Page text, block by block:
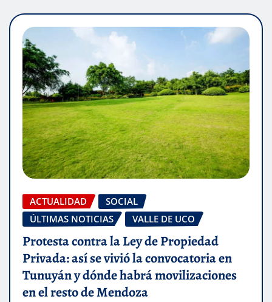
ACTUALIDAD
SOCIAL
ÚLTIMAS NOTICIAS
VALLE DE UCO
Protesta contra la Ley de Propiedad
Privada: así se vivió la convocatoria en
Tunuyán y dónde habrá movilizaciones
en el resto de Mendoza